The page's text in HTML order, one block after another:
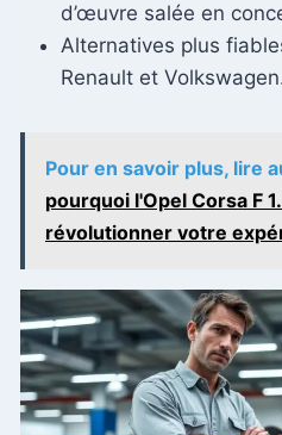
d’œuvre salée en
Alternatives plus
Renault et
Pour en savoir plus, lire
pourquoi l'Opel Corsa F
révolutionner votre